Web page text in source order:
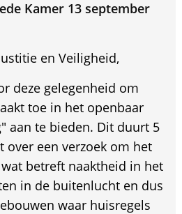
Kamer 13 september
en Veiligheid,
deze gelegenheid om
toe in het openbaar
aan te bieden. Dit duurt 5
over een verzoek om het
betreft naaktheid in het
in de buitenlucht en dus
waar huisregels